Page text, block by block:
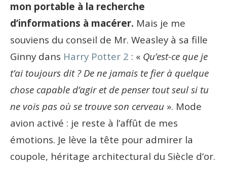
mon portable à la recherche
d’informations à macérer. Mais je me
souviens du conseil de Mr. Weasley à sa fille
Ginny dans Harry Potter 2 : « Qu’est-ce que je
t’ai toujours dit ? De ne jamais te fier à quelque
chose capable d’agir et de penser tout seul si tu
ne vois pas où se trouve son cerveau ». Mode
avion activé : je reste à l’affût de mes
émotions. Je lève la tête pour admirer la
coupole, héritage architectural du Siècle d’or.